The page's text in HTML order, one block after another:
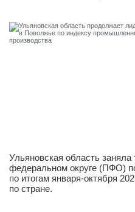
Ульяновская область
федеральном округе (ПФО)
по итогам января-октября
по стране.